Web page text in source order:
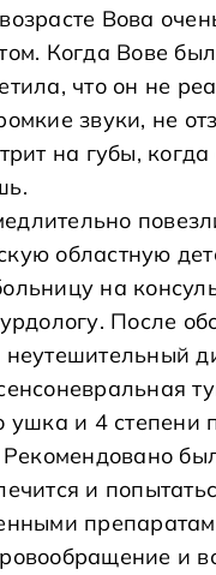
Вова
Когда Вове
что он не
звуки, не
на губы,
областную
на
После
ушка и 4 степени
Рекомендовано
и
и